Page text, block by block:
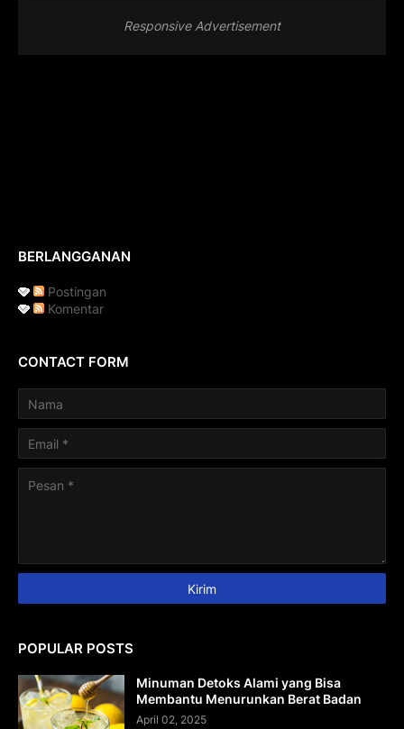
Responsive Advertisement
BERLANGGANAN
Postingan
Komentar
CONTACT FORM
POPULAR POSTS
Minuman Detoks Alami yang Bisa
Membantu Menurunkan Berat Badan
April 02, 2025